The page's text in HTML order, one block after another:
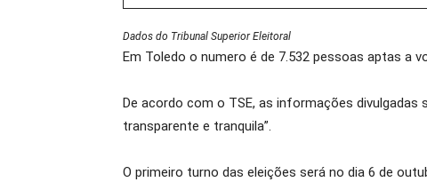
Dados do Tribunal Superior Eleitoral
Em Toledo o numero é de 7.532 pessoas aptas a
De acordo com o TSE, as informações divulgadas
transparente e tranquila”.
O primeiro turno das eleições será no dia 6 de